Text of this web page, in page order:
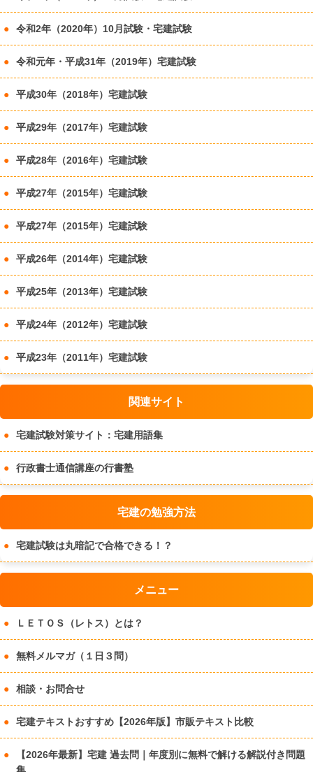
令和2年（2020年）10月試験・宅建試験
令和元年・平成31年（2019年）宅建試験
平成30年（2018年）宅建試験
平成29年（2017年）宅建試験
平成28年（2016年）宅建試験
平成27年（2015年）宅建試験
平成27年（2015年）宅建試験
平成26年（2014年）宅建試験
平成25年（2013年）宅建試験
平成24年（2012年）宅建試験
平成23年（2011年）宅建試験
関連サイト
宅建試験対策サイト：宅建用語集
行政書士通信講座の行書塾
宅建の勉強方法
宅建試験は丸暗記で合格できる！？
メニュー
ＬＥＴＯＳ（レトス）とは？
無料メルマガ（１日３問）
相談・お問合せ
宅建テキストおすすめ【2026年版】市販テキスト比較
【2026年最新】宅建 過去問｜年度別に無料で解ける解説付き問題